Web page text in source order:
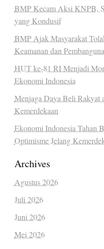
BMP Kecam Aksi KNPB,
yang Kondusif
BMP Ajak Masyarakat
Keamanan dan
HUT ke-81 RI Menjadi
Ekonomi Indonesia
Menjaga Daya Beli Rakyat
Kemerdekaan
Ekonomi Indonesia Tahan
Optimisme Jelang
Archives
Agustus 2026
Juli 2026
Juni 2026
Mei 2026